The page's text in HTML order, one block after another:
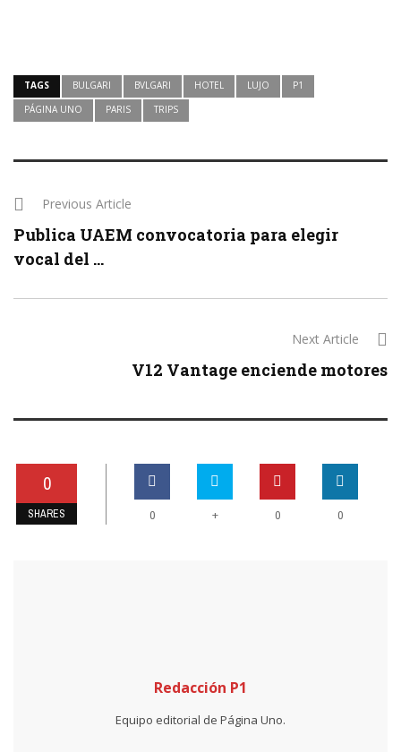
TAGS BULGARI BVLGARI HOTEL LUJO
P1
PÁGINA UNO
PARIS TRIPS
Previous Article
Publica UAEM convocatoria para elegir
vocal del ...
Next Article
V12 Vantage enciende motores
0
SHARES 0 + 0 0
Redacción P1
Equipo editorial de Página Uno.